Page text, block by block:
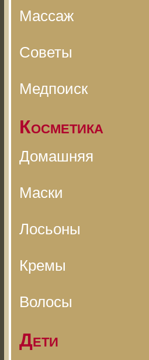
Массаж
Советы
Медпоиск
Косметика
Домашняя
Маски
Лосьоны
Кремы
Волосы
Дети